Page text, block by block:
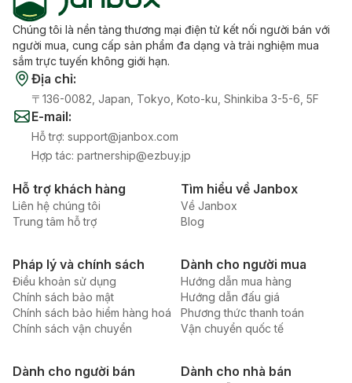
Chúng tôi là nền tảng thương mại điện tử kết nối người bán với
người mua, cung cấp sản phẩm đa dạng và trải nghiệm mua
sắm trực tuyến không giới hạn.
Địa chỉ:
〒136-0082, Japan, Tokyo, Koto-ku, Shinkiba 3-5-6, 5F
E-mail:
Hỗ trợ: support@janbox.com
Hợp tác: partnership@ezbuy.jp
Hỗ trợ khách hàng
Liên hệ chúng tôi
Trung tâm hỗ trợ
Tìm hiểu về Janbox
Về Janbox
Blog
Pháp lý và chính sách
Điều khoản sử dụng
Chính sách bảo mật
Chính sách bảo hiểm hàng hoá
Chính sách vận chuyển
Dành cho người mua
Hướng dẫn mua hàng
Hướng dẫn đấu giá
Phương thức thanh toán
Vận chuyển quốc tế
Dành cho người bán Dành cho nhà bán